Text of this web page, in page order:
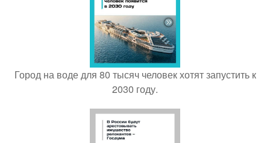
Город на воде для 80 тысяч человек хотят запустить к
2030 году.